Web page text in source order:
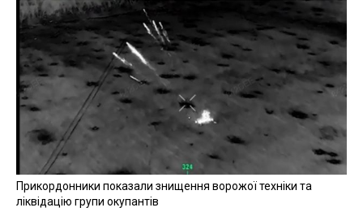
Прикордонники показали знищення ворожої техніки та
ліквідацію групи окупантів